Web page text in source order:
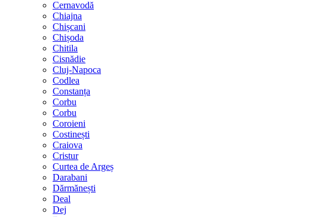
Cernavodă
Chiajna
Chișcani
Chișoda
Chitila
Cisnădie
Cluj-Napoca
Codlea
Constanța
Corbu
Corbu
Coroieni
Costinești
Craiova
Cristur
Curtea de Argeș
Darabani
Dărmănești
Deal
Dej